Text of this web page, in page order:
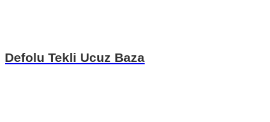
Defolu Tekli Ucuz Baza